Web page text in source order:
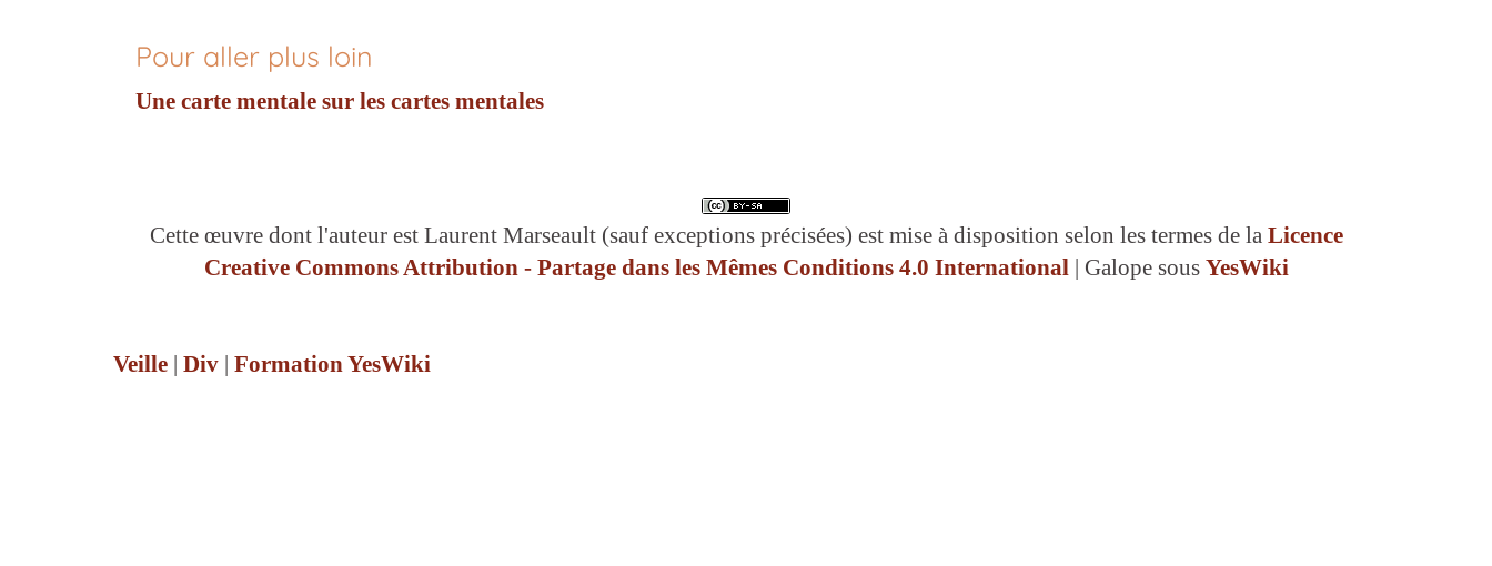
Pour aller plus loin
Une carte mentale sur les cartes mentales
Cette œuvre dont l'auteur est Laurent Marseault (sauf exceptions précisées) est mise à disposition selon les termes de la Licence
Creative Commons Attribution - Partage dans les Mêmes Conditions 4.0 International| Galope sous YesWiki
Veille | Div | Formation YesWiki